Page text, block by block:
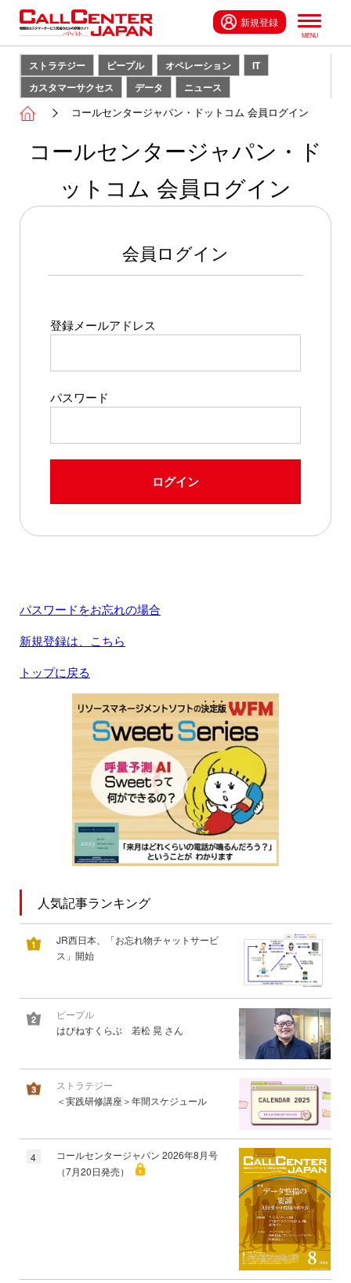
新規登録
ストラテジー ピープル オペレーション
IT
カスタマーサクセス
データ ニュース
コールセンタージャパン・ドットコム 会員ログイン
コールセンタージャパン・ド
ットコム 会員ログイン
会員ログイン
登録メールアドレス
パスワード
ログイン
パスワードをお忘れの場合
新規登録は、こちら
トップに戻る
人気記事ランキング
JR西日本、「お忘れ物チャットサービ
ス」開始
ピープル
はぴねすくらぶ 若松 晃 さん
ストラテジー
＜実践研修講座＞年間スケジュール
4
コールセンタージャパン 2026年8月号
（7月20日発売）